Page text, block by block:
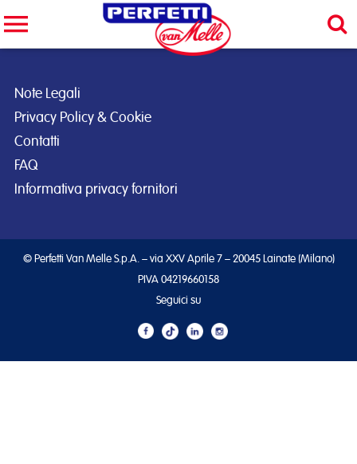
Note Legali
Privacy Policy & Cookie
Contatti
FAQ
Informativa privacy fornitori
© Perfetti Van Melle S.p.A. – via XXV Aprile 7 – 20045 Lainate (Milano)
PIVA 04219660158
Seguici su